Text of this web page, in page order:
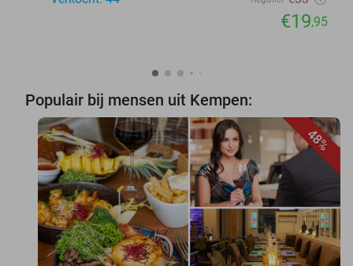
€19,95
Populair bij mensen uit Kempen:
48%